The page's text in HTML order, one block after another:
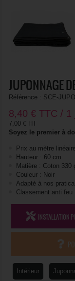
JUPONNAGE
Référence : SCE-
8,40 € TTC / 1
7,00 € HT
Soyez le premier à
Prix au mètre linéaire
Hauteur : 60 cm
Matière : Coton 330
Couleur : Noir
Adapté à nos
Classement anti feu
INSTALLATION
Intérieur